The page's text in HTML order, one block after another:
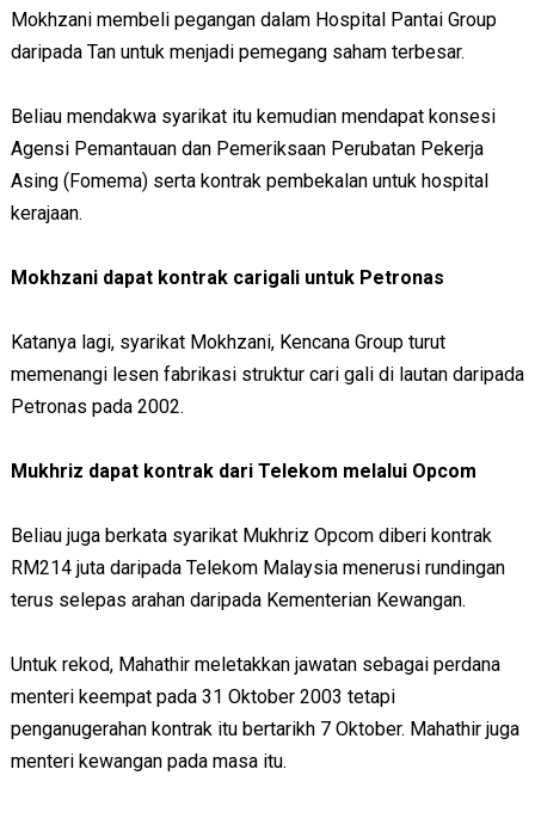
Mokhzani membeli pegangan dalam Hospital Pantai Group
daripada Tan untuk menjadi pemegang saham terbesar.
Beliau mendakwa syarikat itu kemudian mendapat konsesi
Agensi Pemantauan dan Pemeriksaan Perubatan Pekerja
Asing (Fomema) serta kontrak pembekalan untuk hospital
kerajaan.
Mokhzani dapat kontrak carigali untuk Petronas
Katanya lagi, syarikat Mokhzani, Kencana Group turut
memenangi lesen fabrikasi struktur cari gali di lautan daripada
Petronas pada 2002.
Mukhriz dapat kontrak dari Telekom melalui Opcom
Beliau juga berkata syarikat Mukhriz Opcom diberi kontrak
RM214 juta daripada Telekom Malaysia menerusi rundingan
terus selepas arahan daripada Kementerian Kewangan.
Untuk rekod, Mahathir meletakkan jawatan sebagai perdana
menteri keempat pada 31 Oktober 2003 tetapi
penganugerahan kontrak itu bertarikh 7 Oktober. Mahathir juga
menteri kewangan pada masa itu.